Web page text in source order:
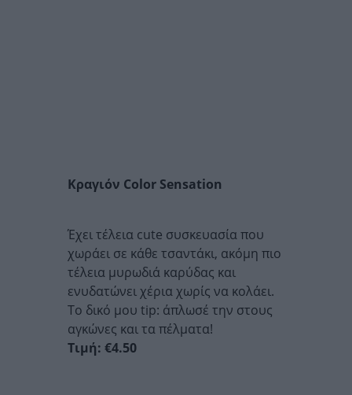
Κραγιόν Color Sensation
Έχει τέλεια cute συσκευασία που
χωράει σε κάθε τσαντάκι, ακόμη πιο
τέλεια μυρωδιά καρύδας και
ενυδατώνει χέρια χωρίς να κολάει.
Το δικό μου tip: άπλωσέ την στους
αγκώνες και τα πέλματα!
Τιμή: €4.50